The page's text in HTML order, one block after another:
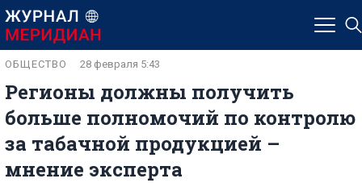
Регионы должны получить
больше полномочий по контролю
за табачной продукцией –
мнение эксперта
ОБЩЕСТВО 28 февраля 5:43